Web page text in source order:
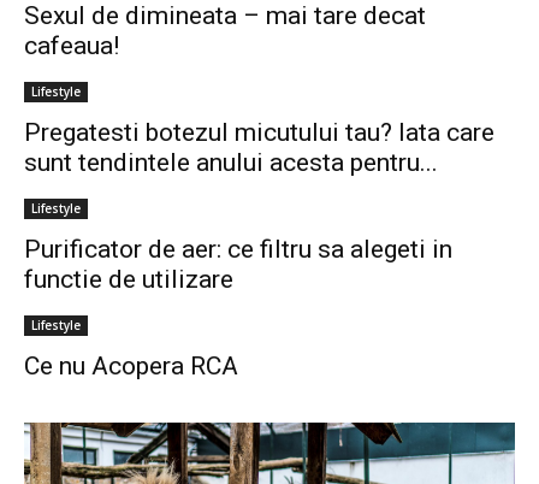
Sexul de dimineata – mai tare decat
cafeaua!
Lifestyle
Pregatesti botezul micutului tau? Iata care
sunt tendintele anului acesta pentru...
Lifestyle
Purificator de aer: ce filtru sa alegeti in
functie de utilizare
Lifestyle
Ce nu Acopera RCA